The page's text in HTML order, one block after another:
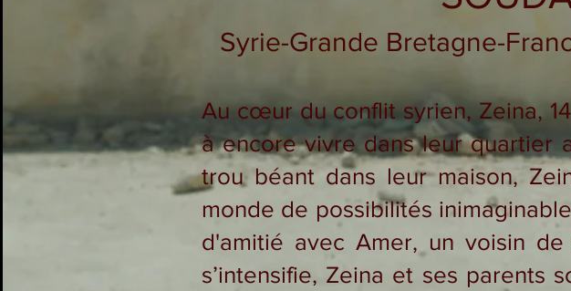
Syrie-Grande Bretagne-
Au cœur du conflit syrien, Zeina,
à encore vivre dans leur quartier
trou béant dans leur maison,
monde de possibilités
d'amitié avec Amer, un voisin
s’intensifie, Zeina et ses parents